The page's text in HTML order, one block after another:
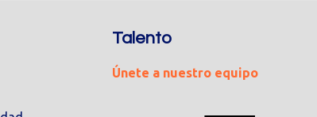
Talento
Únete a nuestro equipo